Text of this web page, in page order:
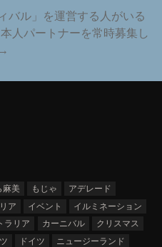
バル」を運営する人がいる
人パートナーを常時募集し
麻美 もじゃ
アデレード
ア イベント
イルミネーション
ラリア カーニバル
クリスマス
ドイツ
ニュージーランド